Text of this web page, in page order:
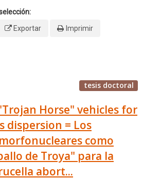
Exportar Imprimir
tesis doctoral
Horse" vehicles for
dispersion = Los
como
de Troya" para la
abort...